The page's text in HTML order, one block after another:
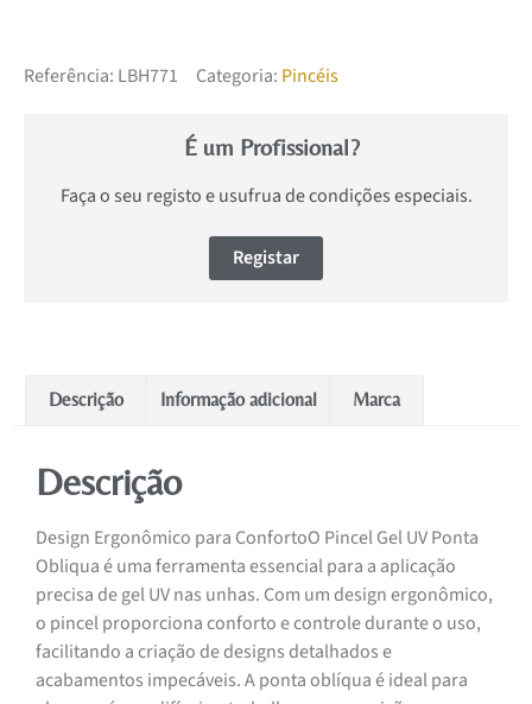
Referência: LBH771 Categoria: Pincéis
É um Profissional?
Faça o seu registo e usufrua de condições especiais.
Registar
Descrição Informação adicional Marca
Descrição
Design Ergonômico para ConfortoO Pincel Gel UV Ponta
Obliqua é uma ferramenta essencial para a aplicação
precisa de gel UV nas unhas. Com um design ergonômico,
o pincel proporciona conforto e controle durante o uso,
facilitando a criação de designs detalhados e
acabamentos impecáveis. A ponta oblíqua é ideal para